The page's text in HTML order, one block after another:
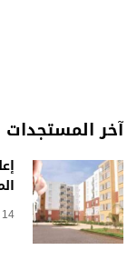
آخر المستجدات
14 يوليو، 2026